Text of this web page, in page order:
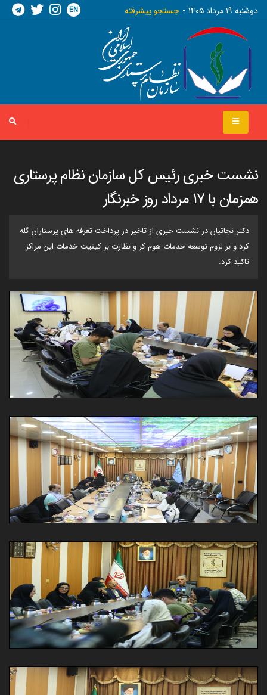
دوشنبه ١٩ مرداد ١٤٠٥ جستجو پیشرفته EN
نشست خبری رئیس کل سازمان نظام پرستاری
همزمان با 17 مرداد روز خبرنگار
دکتر نجاتیان در نشست خبری از تاخیر در پرداخت تعرفه های پرستاران گله
کرد و بر لزوم توسعه خدمات هوم کر و نظارت بر کیفیت خدمات این مراکز
تاکید کرد.